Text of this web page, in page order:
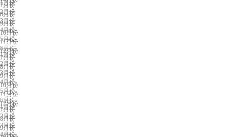
7月份
8月份
9月份
10月份
11月份
12月份
1月份
2月份
3月份
4月份
5月份
6月份
7月份
8月份
9月份
10月份
11月份
12月份
东营展会排期
1月份
2月份
3月份
4月份
5月份
6月份
7月份
8月份
9月份
厦门展会排期
1月份
2月份
3月份
4月份